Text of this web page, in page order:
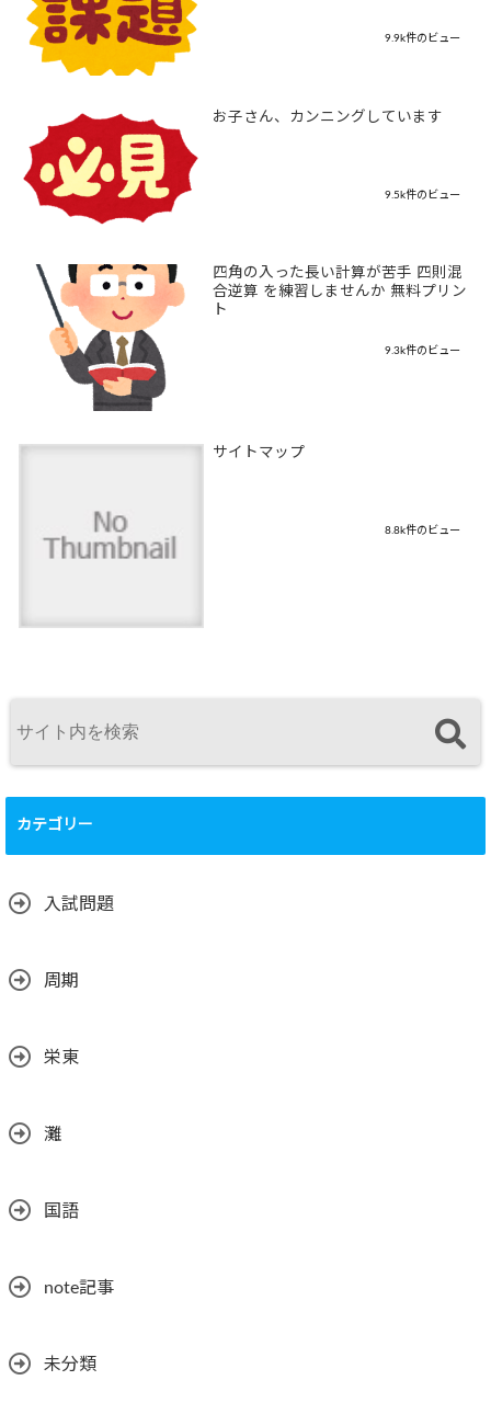
9.9k件のビュー
お子さん、カンニングしています
9.5k件のビュー
四角の入った長い計算が苦手 四則混
合逆算 を練習しませんか 無料プリン
ト
9.3k件のビュー
サイトマップ
8.8k件のビュー
カテゴリー
入試問題
周期
栄東
灘
国語
note記事
未分類